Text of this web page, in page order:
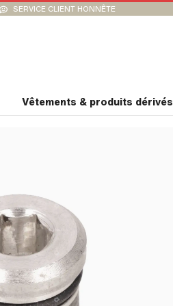
SERVICE CLIENT HONNÊTE
Vêtements & produits dérivés